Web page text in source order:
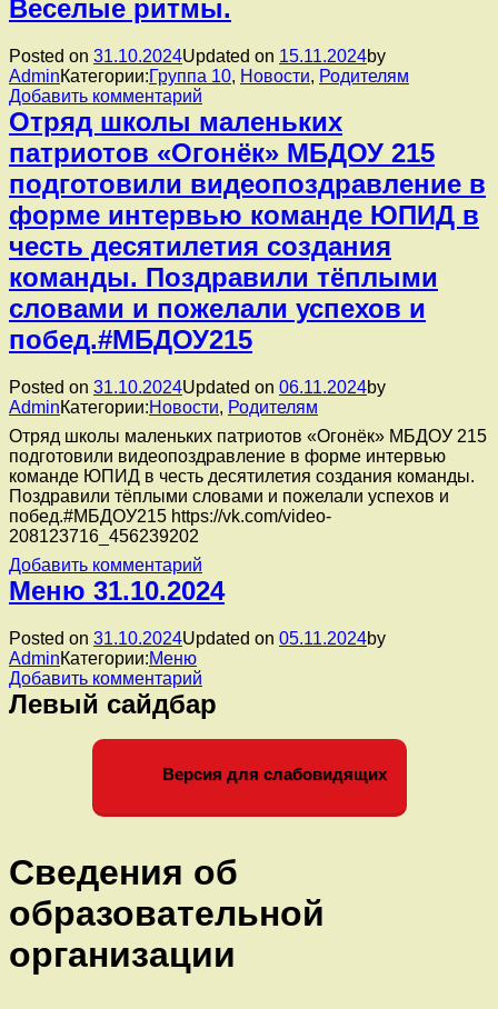
Веселые ритмы.
Posted on 31.10.2024Updated on 15.11.2024by
AdminКатегории:Группа 10, Новости, Родителям
Добавить комментарий
записи
Группа
10.
Логопедическая
игра.
Веселые
ритмы.
Отряд школы маленьких
патриотов «Огонёк» МБДОУ 215
подготовили видеопоздравление в
форме интервью команде ЮПИД в
честь десятилетия создания
команды. Поздравили тёплыми
словами и пожелали успехов и
побед.#МБДОУ215
Posted on 31.10.2024Updated on 06.11.2024by
AdminКатегории:Новости, Родителям
Отряд школы маленьких патриотов «Огонёк» МБДОУ 215
подготовили видеопоздравление в форме интервью
команде ЮПИД в честь десятилетия создания команды.
Поздравили тёплыми словами и пожелали успехов и
побед.#МБДОУ215 https://vk.com/video-
208123716_456239202
Добавить комментарий
записи
Отряд
маленьких
«Огонёк»
МБДОУ
215
подготовили
видеопоздравление
в
ЮПИД
в
честь
десятилетия
создания
команды.
Меню 31.10.2024
Posted on 31.10.2024Updated on 05.11.2024by
AdminКатегории:Меню
Добавить комментарий
записи
Меню
31.10.2024
Левый сайдбар
Версия для слабовидящих
Сведения об
образовательной
организации